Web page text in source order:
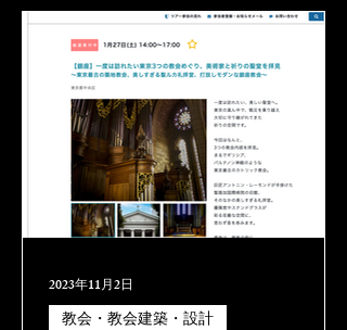
は宗教が本来意図したものではない。
文化や生活習慣の根底にある信仰を
教会・教会建築・設計
2023年11月2日